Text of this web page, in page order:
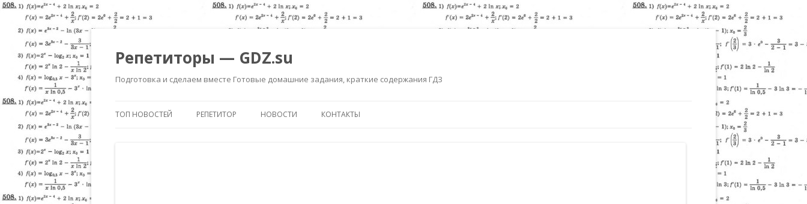
Репетиторы — GDZ.su
Подготовка и сделаем вместе Готовые домашние задания, краткие содержания ГДЗ
ТОП НОВОСТЕЙ РЕПЕТИТОР НОВОСТИ КОНТАКТЫ